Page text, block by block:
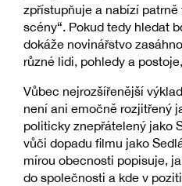
zpřístupňuje a nabízí
scény“. Pokud tedy hledat
dokáže novinářstvo
různé lidi, pohledy a
Vůbec nejrozšířenější výklad
není ani emočně rozjitřený
politicky znepřátelený jako
vůči dopadu filmu jako
mírou obecnosti popisuje,
do společnosti a kde v